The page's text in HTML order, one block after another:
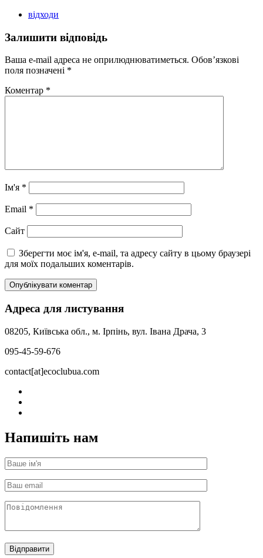
відходи
Залишити відповідь
Ваша e-mail адреса не оприлюднюватиметься. Обов’язкові
поля позначені *
Коментар *
Ім'я *
Email *
Сайт
Зберегти моє ім'я, e-mail, та адресу сайту в цьому браузері
для моїх подальших коментарів.
Адреса для листування
08205, Київська обл., м. Ірпінь, вул. Івана Драча, 3
095-45-59-676
contact[at]ecoclubua.com
Напишіть нам